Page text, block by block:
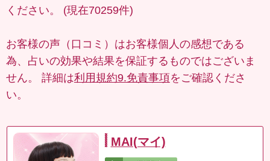
ください。 (現在70259件)
お客様の声（口コミ）はお客様個人の感想である
為、占いの効果や結果を保証するものではございま
せん。 詳細は利用規約9.免責事項をご確認くださ
い。
MAI(マイ)